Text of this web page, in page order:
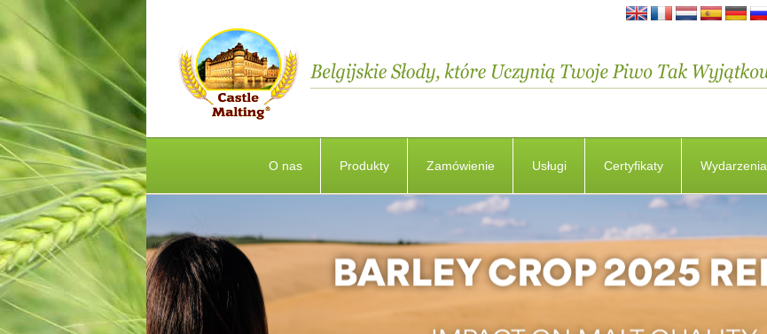
O nas Produkty Zamówienie Usługi Certyfikaty Wydarzenia